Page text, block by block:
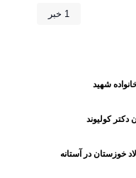
1 خبر
شهید
دکتر کولیوند
خوزستان در آستانه